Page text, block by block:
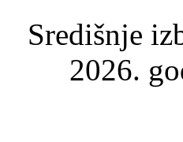
Središnje
2026.